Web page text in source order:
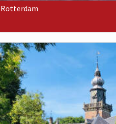
Rotterdam